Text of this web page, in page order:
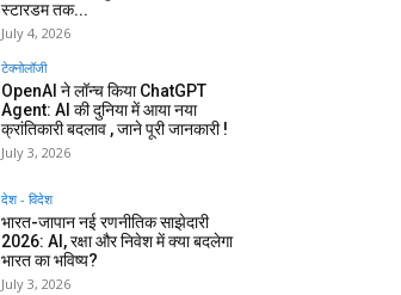
स्टारडम तक...
July 4, 2026
टेक्नोलॉजी
OpenAI ने लॉन्च किया ChatGPT
Agent: AI की दुनिया में आया नया
क्रांतिकारी बदलाव , जाने पूरी जानकारी !
July 3, 2026
देश - विदेश
भारत-जापान नई रणनीतिक साझेदारी
2026: AI, रक्षा और निवेश में क्या बदलेगा
भारत का भविष्य?
July 3, 2026